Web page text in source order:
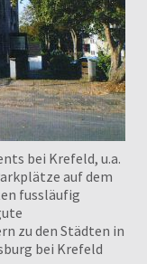
bei Krefeld, u.a.
auf dem
fussläufig
zu den Städten in
bei Krefeld